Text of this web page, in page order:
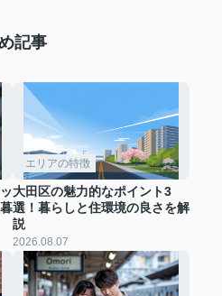
記事
エリアの特徴
大田区の魅力的なポイント3
選！暮らしと住環境の良さを解
説
2026.08.07